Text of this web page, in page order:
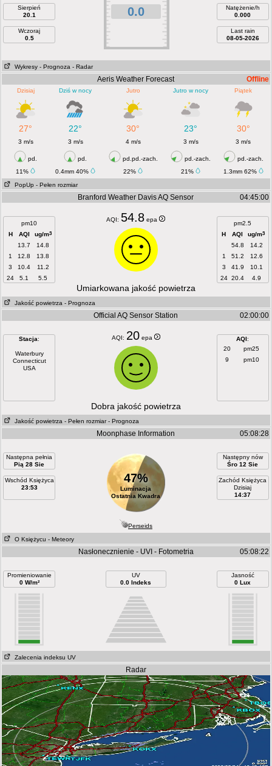
Sierpień
20.1
Wczoraj
0.5
0.0
Natężenie/h
0.000
Last rain
08-05-2026
Wykresy - Prognoza - Radar
Aeris Weather Forecast Offline
Dzisiaj Dziś w nocy Jutro Jutro w nocy Piątek
27° 22° 30° 23° 30°
3 m/s 3 m/s 4 m/s 3 m/s 3 m/s
pd. pd. pd.pd.-zach. pd.-zach.
pd.-zach.
11%
0.4mm 40% 22% 21%
1.3mm 62%
PopUp - Pełen rozmiar
Branford Weather Davis AQ Sensor 04:45:00
pm10
H
AQI ug/m3
13.7
14.8
1
12.8
13.8
3
10.4
11.2
24
5.1 5.5
AQI: 54.8 epa
pm2.5
H
AQI ug/m3
54.8
14.2
1
51.2
12.6
3
41.9
10.1
24 20.4 4.9
Umiarkowana jakość powietrza
Jakość powietrza - Prognoza
Official AQ Sensor Station 02:00:00
Stacja:
Waterbury
Connecticut
USA
AQI: 20 epa AQI:
20
pm25
9
pm10
Dobra jakość powietrza
Jakość powietrza - Pełen rozmiar- Prognoza
Moonphase Information 05:08:28
Następna pełnia
Pią 28 Sie
Wschód Księżyca
23:53
47%
Luminacja
Ostatnia Kwadra
Następny nów
Śro 12 Sie
Zachód Księżyca
Dzisiaj
14:37
Perseids
O Księżycu - Meteory
Nasłonecznienie - UVI - Fotometria 05:08:22
Promieniowanie
0 W/m²
UV
0.0 Indeks
Jasność
0 Lux
Zalecenia indeksu UV
Radar